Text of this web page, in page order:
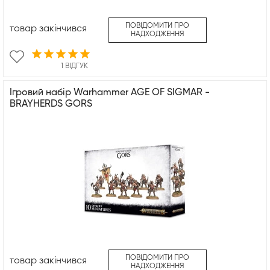
1 ВІДГУК
товар закінчився
ПОВІДОМИТИ ПРО
НАДХОДЖЕННЯ
Ігровий набір Warhammer AGE OF SIGMAR -
BRAYHERDS GORS
товар закінчився
ПОВІДОМИТИ ПРО
НАДХОДЖЕННЯ